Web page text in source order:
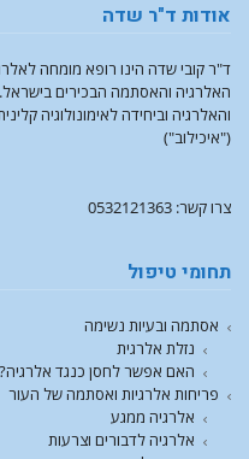
אודות ד"ר שדה
ד"ר קובי שדה הינו רופא מומחה
האלרגיה והאסתמה הבכירים
והאלרגיה וביחידה לאימונולוגיה
("איכילוב")
צרו קשר: 0532121363
תחומי טיפול
אסתמה ובעיות נשימה
נזלת אלרגית
האם אפשר לחסן כנגד אלרגיה?
פריחות אלרגיות ואסתמה של העור
אלרגיה ממגע
אלרגיה לדבורים וצרעות